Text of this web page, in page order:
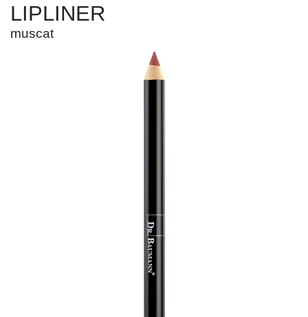
LIPLINER
muscat